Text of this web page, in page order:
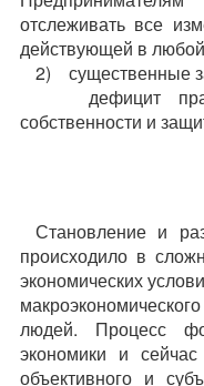
отслеживать все
действующей в
2) существенные
дефицит
собственности и
Становление и
происходило в
экономических
людей. Процесс
экономики и
объективного и